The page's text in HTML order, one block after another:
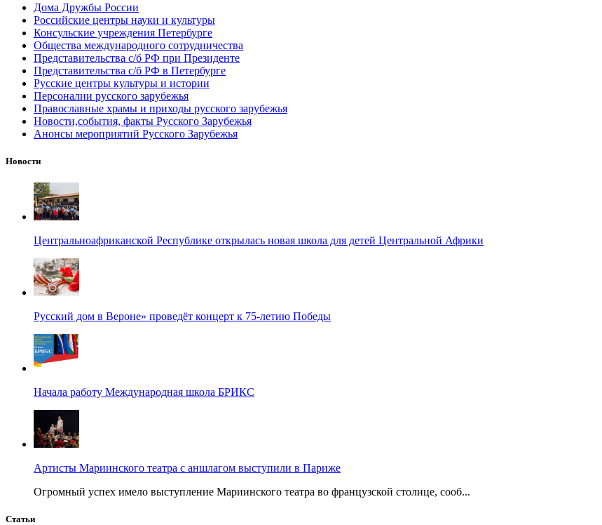
Дома Дружбы России
Российские центры науки и культуры
Консульские учреждения Петербурге
Общества международного сотрудничества
Представительства с/б РФ при Президенте
Представительства с/б РФ в Петербурге
Русские центры культуры и истории
Персоналии русского зарубежья
Православные храмы и приходы русского зарубежья
Новости,события, факты Русского Зарубежья
Анонсы мероприятий Русского Зарубежья
Новости
Центральноафриканской Республике открылась новая школа для детей Центральной Африки
Русский дом в Вероне» проведёт концерт к 75-летию Победы
Начала работу Международная школа БРИКС
Артисты Мариинского театра с аншлагом выступили в Париже
Огромный успех имело выступление Мариинского театра во французской столице, сооб...
Статьи